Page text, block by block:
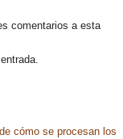
comentarios a esta
cómo se procesan los